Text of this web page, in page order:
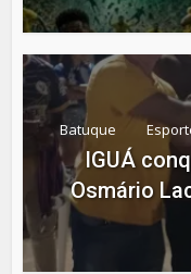
Batuque
IGUÁ
Osmário